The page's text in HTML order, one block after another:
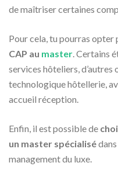
de maîtriser certaines
Pour cela, tu pourras opter
CAP au master . Certains
services hôteliers,
technologique hôtellerie,
accueil réception.
Enfin, il est possible de
un master spécialisé
management du luxe.